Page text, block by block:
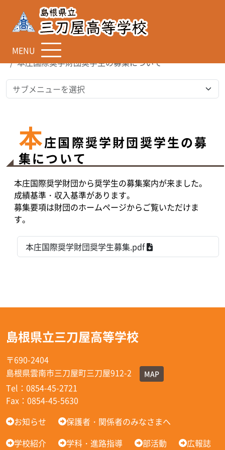
MENU
TOP
中学生のみなさまへ
本庄国際奨学財団奨学生の募集について
本庄国際奨学財団奨学生の募
集について
本庄国際奨学財団から奨学生の募集案内が来ました。
成績基準・収入基準があります。
募集要項は財団のホームページからご覧いただけま
す。
本庄国際奨学財団奨学生募集.pdf
島根県立三刀屋高等学校
〒690-2404
島根県雲南市三刀屋町三刀屋912-2
MAP
Tel：0854-45-2721
Fax：0854-45-5630
お知らせ
保護者・関係者のみなさまへ
学校紹介
学科・進路指導 部活動 広報誌